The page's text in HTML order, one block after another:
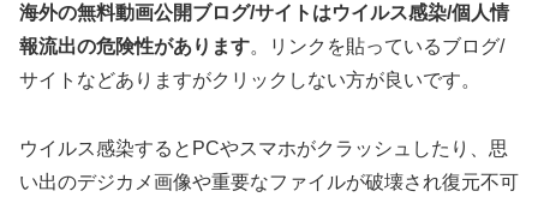
海外の無料動画公開ブログ/サイトはウイルス感染/個人情
報流出の危険性があります。リンクを貼っているブログ/
サイトなどありますがクリックしない方が良いです。
ウイルス感染するとPCやスマホがクラッシュしたり、思
い出のデジカメ画像や重要なファイルが破壊され復元不可